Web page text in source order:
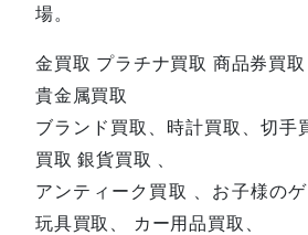
場。
金買取 プラチナ買取 商品券買
貴金属買取
ブランド買取、時計買取、切手
買取 銀貨買取 、
アンティーク買取 、お子様のゲ
玩具買取、 カー用品買取、